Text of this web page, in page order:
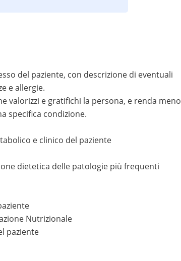
del paziente, con descrizione di eventuali
e allergie.
valorizzi e gratifichi la persona, e renda meno
specifica condizione.
e clinico del paziente
dietetica delle patologie più frequenti
Nutrizionale
paziente